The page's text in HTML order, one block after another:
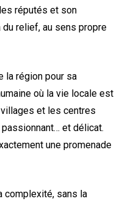
réputés et son
du relief, au sens propre
la région pour sa
où la vie locale est
et les centres
et délicat.
une promenade
complexité, sans la